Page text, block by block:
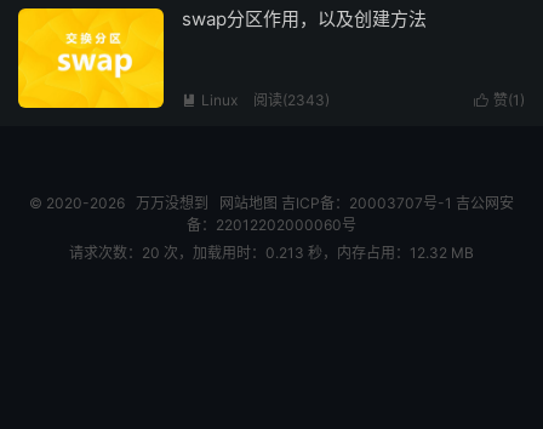
swap分区作用，以及创建方法
 赞(1 )
 Linux 阅读(2343)
© 2020-2026 万万没想到 网站地图 吉ICP备：20003707号-1 吉公网安
备：22012202000060号
请求次数：20 次，加载用时：0.213 秒，内存占用：12.32 MB